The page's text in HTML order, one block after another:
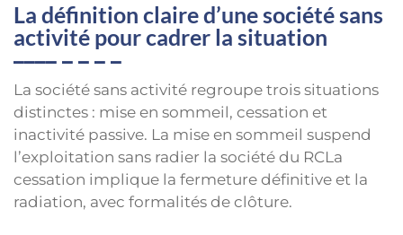
La définition claire d’une société sans
activité pour cadrer la situation
La société sans activité regroupe trois situations
distinctes : mise en sommeil, cessation et
inactivité passive. La mise en sommeil suspend
l’exploitation sans radier la société du RCLa
cessation implique la fermeture définitive et la
radiation, avec formalités de clôture.